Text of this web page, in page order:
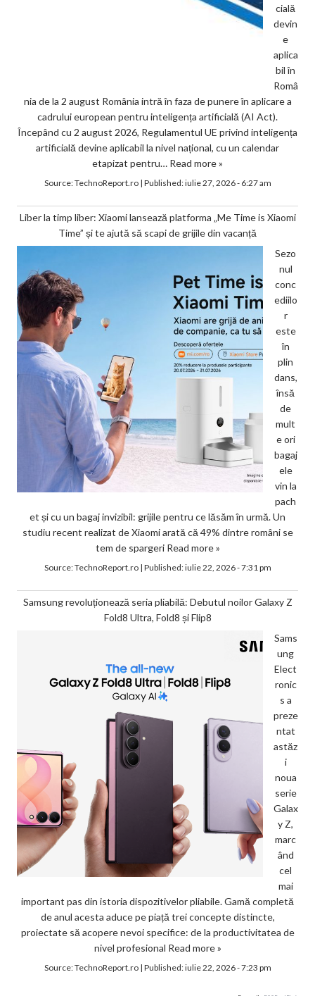
cială
devin
e
aplica
bil în
Româ
nia de la 2 august România intră în faza de punere în aplicare a
cadrului european pentru inteligența artificială (AI Act).
Începând cu 2 august 2026, Regulamentul UE privind inteligența
artificială devine aplicabil la nivel național, cu un calendar
etapizat pentru… Read more »
Source:TechnoReport.ro| Published:iulie 27, 2026 - 6:27 am
Liber la timp liber: Xiaomi lansează platforma „Me Time is Xiaomi
Time” și te ajută să scapi de grijile din vacanță
Sezo
nul
conc
ediilo
r
este
în
plin
dans,
însă
de
mult
e ori
bagaj
ele
vin la
pach
et și cu un bagaj invizibil: grijile pentru ce lăsăm în urmă. Un
studiu recent realizat de Xiaomi arată că 49% dintre români se
tem de spargeri Read more »
Source:TechnoReport.ro| Published:iulie 22, 2026 - 7:31 pm
Samsung revoluționează seria pliabilă: Debutul noilor Galaxy Z
Fold8 Ultra, Fold8 și Flip8
Sams
ung
Elect
ronic
s a
preze
ntat
astăz
i
noua
serie
Galax
y Z,
marc
ând
cel
mai
important pas din istoria dispozitivelor pliabile. Gamă completă
de anul acesta aduce pe piață trei concepte distincte,
proiectate să acopere nevoi specifice: de la productivitatea de
nivel profesional Read more »
Source:TechnoReport.ro| Published:iulie 22, 2026 - 7:23 pm